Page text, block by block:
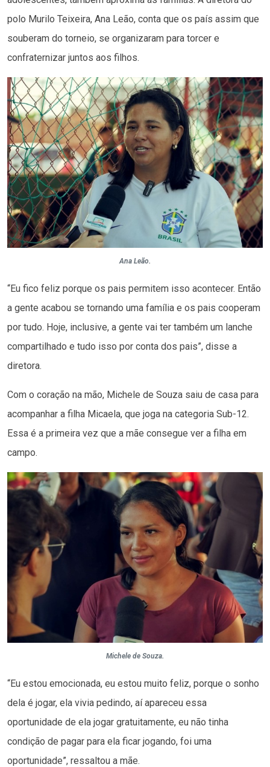
polo Murilo Teixeira, Ana Leão, conta que os país assim que
souberam do torneio, se organizaram para torcer e
confraternizar juntos aos filhos.
Ana Leão.
“Eu fico feliz porque os pais permitem isso acontecer. Então
a gente acabou se tornando uma família e os pais cooperam
por tudo. Hoje, inclusive, a gente vai ter também um lanche
compartilhado e tudo isso por conta dos pais”, disse a
diretora.
Com o coração na mão, Michele de Souza saiu de casa para
acompanhar a filha Micaela, que joga na categoria Sub-12.
Essa é a primeira vez que a mãe consegue ver a filha em
campo.
Michele de Souza.
“Eu estou emocionada, eu estou muito feliz, porque o sonho
dela é jogar, ela vivia pedindo, aí apareceu essa
oportunidade de ela jogar gratuitamente, eu não tinha
condição de pagar para ela ficar jogando, foi uma
oportunidade”, ressaltou a mãe.